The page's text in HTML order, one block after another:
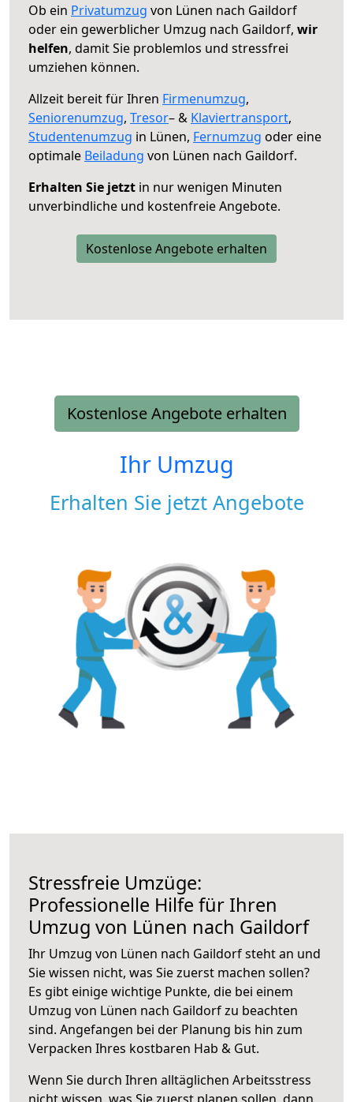
Ob ein Privatumzug von Lünen nach Gaildorf
oder ein gewerblicher Umzug nach Gaildorf, wir
helfen, damit Sie problemlos und stressfrei
umziehen können.
Allzeit bereit für Ihren Firmenumzug,
Seniorenumzug, Tresor– & Klaviertransport,
Studentenumzug in Lünen, Fernumzug oder eine
optimale Beiladung von Lünen nach Gaildorf.
Erhalten Sie jetzt in nur wenigen Minuten
unverbindliche und kostenfreie Angebote.
Kostenlose Angebote erhalten
Kostenlose Angebote erhalten
Ihr Umzug
Erhalten Sie jetzt Angebote
Stressfreie Umzüge:
Professionelle Hilfe für Ihren
Umzug von Lünen nach Gaildorf
Ihr Umzug von Lünen nach Gaildorf steht an und
Sie wissen nicht, was Sie zuerst machen sollen?
Es gibt einige wichtige Punkte, die bei einem
Umzug von Lünen nach Gaildorf zu beachten
sind. Angefangen bei der Planung bis hin zum
Verpacken Ihres kostbaren Hab & Gut.
Wenn Sie durch Ihren alltäglichen Arbeitsstress